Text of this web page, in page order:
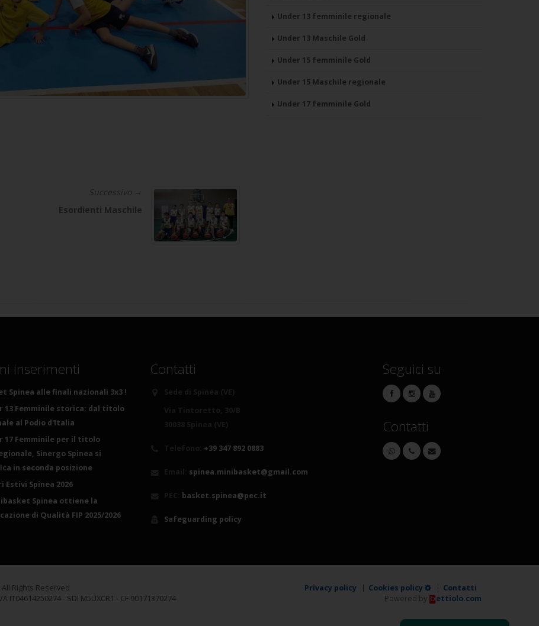
Successivo →
Esordienti Maschile
Under 13 femminile regionale
Under 13 Maschile Gold
Under 15 femminile Gold
Under 15 Maschile regionale
Under 17 femminile Gold
inserimenti
Spinea alle finali nazionali 3x3 !
13 Femminile storica: dal titolo
al Podio d'Italia
17 Femminile per il titolo
Sinergo Spinea si
in seconda posizione
Estivi Spinea 2026
Spinea ottiene la
di Qualità FIP 2025/2026
Contatti
+39 347 892 0883
spinea.minibasket@gmail.com
basket.spinea@pec.it
Safeguarding policy
Seguici su
Contatti
Rights Reserved
IT04614250274 - SDI M5UXCR1 - CF 90171370274
Privacy policy Cookies policy
Contatti
Powered by
ettiolo.com